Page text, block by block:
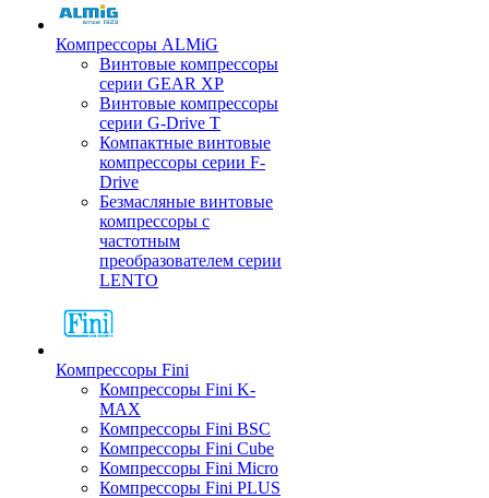
Компрессоры ALMiG
Винтовые компрессоры
серии GEAR XP
Винтовые компрессоры
серии G-Drive T
Компактные винтовые
компрессоры серии F-
Drive
Безмасляные винтовые
компрессоры с
частотным
преобразователем серии
LENTO
Компрессоры Fini
Компрессоры Fini K-
MAX
Компрессоры Fini BSC
Компрессоры Fini Cube
Компрессоры Fini Micro
Компрессоры Fini PLUS